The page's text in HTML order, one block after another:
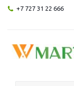
+7 727 31 22 666